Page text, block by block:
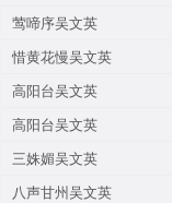
莺啼序吴文英
惜黄花慢吴文英
高阳台吴文英
高阳台吴文英
三姝媚吴文英
八声甘州吴文英